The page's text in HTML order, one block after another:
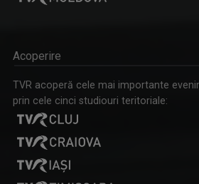
Pentru o minte sănătoasă, consumaţi cel
Acoperire
TVR acoperă cele mai importante
prin cele cinci studiouri teritoriale: